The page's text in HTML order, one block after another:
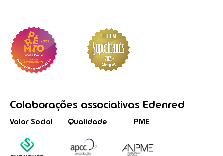
Colaborações associativas Edenred
Valor Social Qualidade PME